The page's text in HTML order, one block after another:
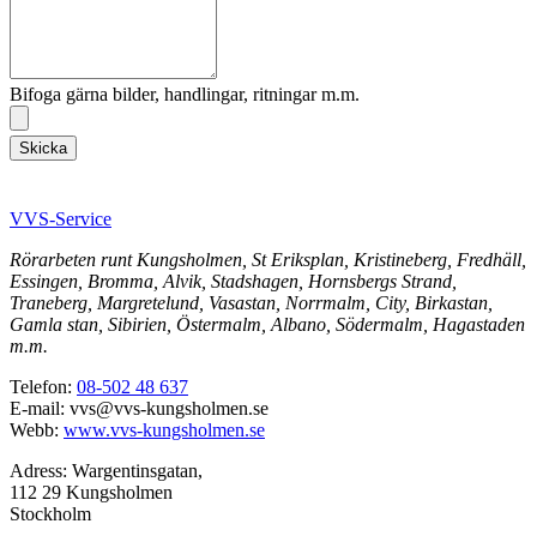
Bifoga gärna bilder, handlingar, ritningar m.m.
Skicka
VVS-Service
Rörarbeten runt Kungsholmen, St Eriksplan, Kristineberg, Fredhäll,
Essingen, Bromma, Alvik, Stadshagen, Hornsbergs Strand,
Traneberg, Margretelund, Vasastan, Norrmalm, City, Birkastan,
Gamla stan, Sibirien, Östermalm, Albano, Södermalm, Hagastaden
m.m.
Telefon: 08-502 48 637
E-mail: vvs@vvs-kungsholmen.se
Webb: www.vvs-kungsholmen.se
Adress: Wargentinsgatan,
112 29 Kungsholmen
Stockholm